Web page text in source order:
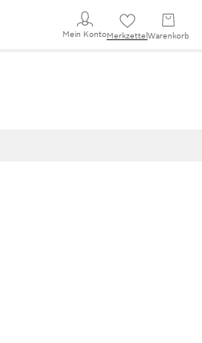
Mein KontoMerkzettel Warenkorb